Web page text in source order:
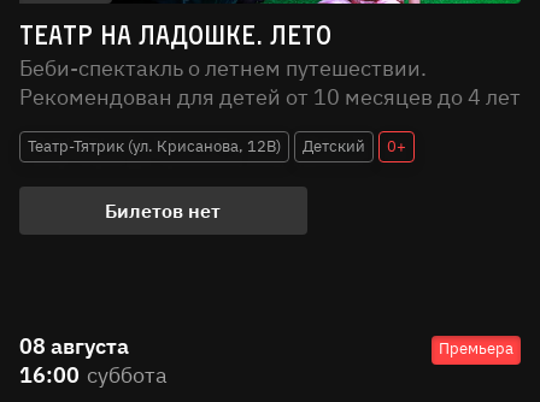
Театр на ладошке. Лето
Беби-спектакль о летнем путешествии.
Рекомендован для детей от 10 месяцев до 4 лет
Театр-Тятрик (ул. Крисанова, 12В) Детский 0+
Билетов нет
08 августа
16:00 суббота
Премьера